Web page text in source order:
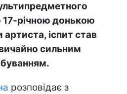
річною донькою
іспит став
сильним
розповідає з